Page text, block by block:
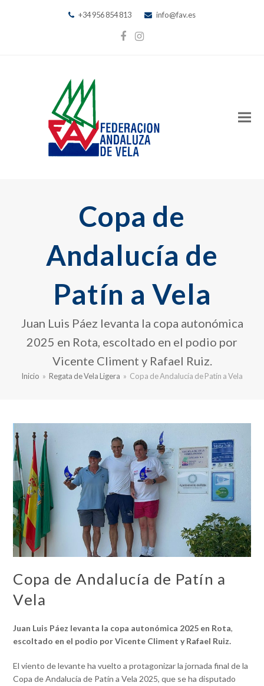
+34 956 854 813 info@fav.es
Facebook
Instagram
Copa de
Andalucía de
Patín a Vela
Juan Luis Páez levanta la copa autonómica
2025 en Rota, escoltado en el podio por
Vicente Climent y Rafael Ruiz.
Inicio » Regata de Vela Ligera » Copa de Andalucía de Patín a Vela
Copa de Andalucía de Patín a
Vela
Juan Luis Páez levanta la copa autonómica 2025 en Rota,
escoltado en el podio por Vicente Climent y Rafael Ruiz.
El viento de levante ha vuelto a protagonizar la jornada final de la
Copa de Andalucía de Patín a Vela 2025, que se ha disputado